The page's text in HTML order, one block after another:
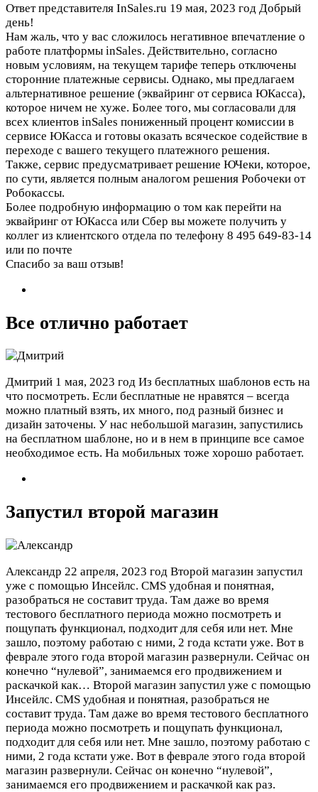
Ответ представителя InSales.ru 19 мая, 2023 год Добрый
день!
Нам жаль, что у вас сложилось негативное впечатление о
работе платформы inSales. Действительно, согласно
новым условиям, на текущем тарифе теперь отключены
сторонние платежные сервисы. Однако, мы предлагаем
альтернативное решение (эквайринг от сервиса ЮКасса),
которое ничем не хуже. Более того, мы согласовали для
всех клиентов inSales пониженный процент комиссии в
сервисе ЮКасса и готовы оказать всяческое содействие в
переходе с вашего текущего платежного решения.
Также, сервис предусматривает решение ЮЧеки, которое,
по сути, является полным аналогом решения Робочеки от
Робокассы.
Более подробную информацию о том как перейти на
эквайринг от ЮКасса или Сбер вы можете получить у
коллег из клиентского отдела по телефону 8 495 649-83-14
или по почте
Спасибо за ваш отзыв!
Все отлично работает
Дмитрий 1 мая, 2023 год Из бесплатных шаблонов есть на
что посмотреть. Если бесплатные не нравятся – всегда
можно платный взять, их много, под разный бизнес и
дизайн заточены. У нас небольшой магазин, запустились
на бесплатном шаблоне, но и в нем в принципе все самое
необходимое есть. На мобильных тоже хорошо работает.
Запустил второй магазин
Александр 22 апреля, 2023 год Второй магазин запустил
уже с помощью Инсейлс. CMS удобная и понятная,
разобраться не составит труда. Там даже во время
тестового бесплатного периода можно посмотреть и
пощупать функционал, подходит для себя или нет. Мне
зашло, поэтому работаю с ними, 2 года кстати уже. Вот в
феврале этого года второй магазин развернули. Сейчас он
конечно “нулевой”, занимаемся его продвижением и
раскачкой как… Второй магазин запустил уже с помощью
Инсейлс. CMS удобная и понятная, разобраться не
составит труда. Там даже во время тестового бесплатного
периода можно посмотреть и пощупать функционал,
подходит для себя или нет. Мне зашло, поэтому работаю с
ними, 2 года кстати уже. Вот в феврале этого года второй
магазин развернули. Сейчас он конечно “нулевой”,
занимаемся его продвижением и раскачкой как раз.